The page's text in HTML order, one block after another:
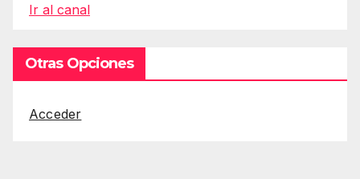
Ir al canal
Otras Opciones
Acceder